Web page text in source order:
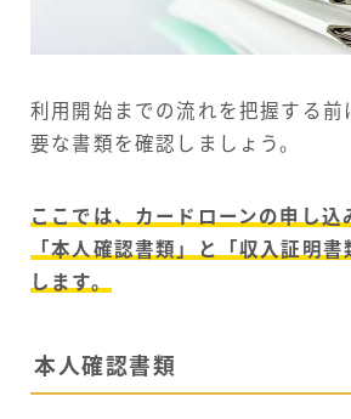
利用開始までの流れを把握する前
要な書類を確認しましょう。
ここでは、カードローンの申し込
「本人確認書類」と「収入証明
します。
本人確認書類